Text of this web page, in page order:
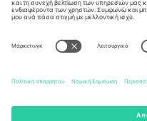
Av Chapultepec 360, Roma
Norte, Cuauhtémoc, 06700
Ciudad de México, CDMX,
Mexico
Η νομική οντότητα του
τομέα. Για λεπτομέρειες